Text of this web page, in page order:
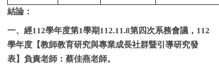
結論：
一、經112學年度第1學期112.11.8第四次系務會議， 112
學年度【教師教育研究與專業成長社群暨引導研究發
表】負責老師：蔡佳燕老師。